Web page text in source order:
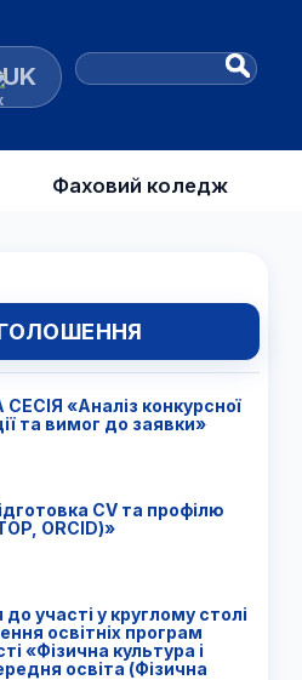
Фаховий коледж
«Аналіз конкурсної
та вимог до заявки»
CV та профілю
ORCID)»
участі у круглому столі
освітніх програм
«Фізична культура і
освіта (Фізична
UK